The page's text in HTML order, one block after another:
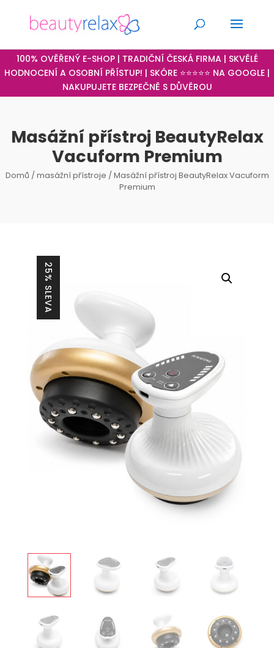
100% OVĚŘENÝ E-SHOP | TRADIČNÍ ČESKÁ FIRMA | SKVĚLÉ
HODNOCENÍ A OSOBNÍ PŘÍSTUP! | SKÓRE ⭐⭐⭐⭐⭐ NA GOOGLE |
NAKUPUJETE BEZPEČNĚ S DŮVĚROU
Masážní přístroj BeautyRelax
Vacuform Premium
Domů /masážní přístroje / Masážní přístroj BeautyRelax Vacuform
Premium
25% SLEVA